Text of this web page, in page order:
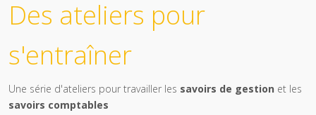
Des ateliers pour
s'entraîner
Une série d'ateliers pour travailler les savoirs de gestion et les
savoirs comptables